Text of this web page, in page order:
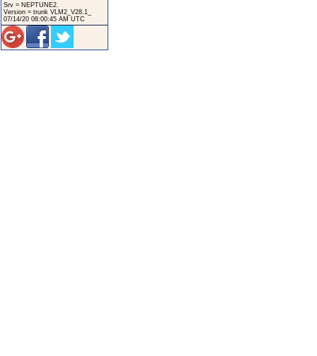
Srv = NEPTUNE2.
Version = trunk VLM2_V28.1_
07/14/20 08:00:45 AM UTC